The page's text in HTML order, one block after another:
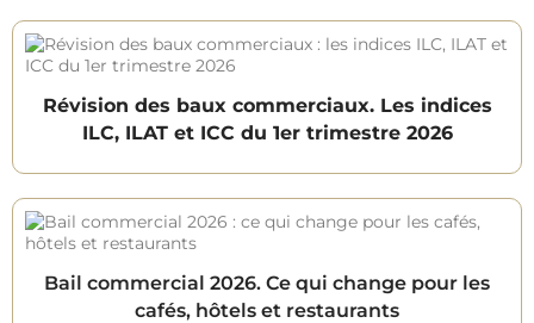
Révision des baux commerciaux. Les indices
ILC, ILAT et ICC du 1er trimestre 2026
Bail commercial 2026. Ce qui change pour les
cafés, hôtels et restaurants